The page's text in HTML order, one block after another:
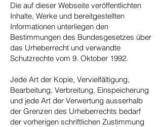
Die auf dieser Webseite veröffentlichten
Inhalte, Werke und bereitgestellten
Informationen unterliegen den
Bestimmungen des Bundesgesetzes über
das Urheberrecht und verwandte
Schutzrechte vom 9. Oktober 1992.
Jede Art der Kopie, Vervielfältigung,
Bearbeitung, Verbreitung, Einspeicherung
und jede Art der Verwertung ausserhalb
der Grenzen des Urheberrechts bedarf
der vorherigen schriftlichen Zustimmung